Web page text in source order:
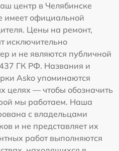
центр в Челябинске
имеет официальной
Цены на ремонт,
исключительно
и не являются публичной
437 ГК РФ. Названия и
Asko упоминаются
целях — чтобы обозначить
мы работаем. Наша
с владельцами
и не представляет их
работ выполняются